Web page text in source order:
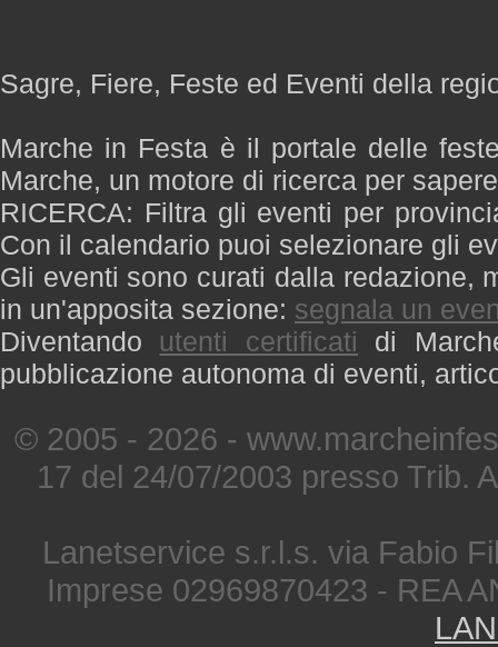
Sagre, Fiere, Feste ed Eventi della
Marche in Festa è il portale delle
Marche, un motore di ricerca per
RICERCA: Filtra gli eventi per
Con il calendario puoi selezionare gli
Gli eventi sono curati dalla redazione,
in un'apposita sezione: segnala un
Diventando utenti certificati di
pubblicazione autonoma di eventi,
© 2005 - 2026 -
17 del 24/07/2003 presso Trib.
Lanetservice s.r.l.s. via Fabio
Imprese 02969870423 - REA